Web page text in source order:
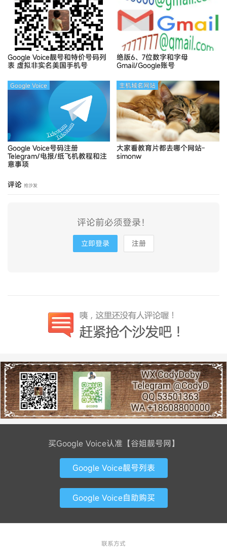
Google Voice靓号和特价号码列
表 虚拟非实名美国手机号
绝版6、7位数字和字母
Gmail/Google账号
Google Voice号码注册
Telegram/电报/纸飞机教程和注
意事项
Google Voice
大家看教育片都去哪个网站-
simonw
主机域名网站
评论 抢沙发
评论前必须登录！
立即登录 注册
买Google Voice认准【谷姐靓号网】
Google Voice靓号列表
Google Voice自助购买
联系方式